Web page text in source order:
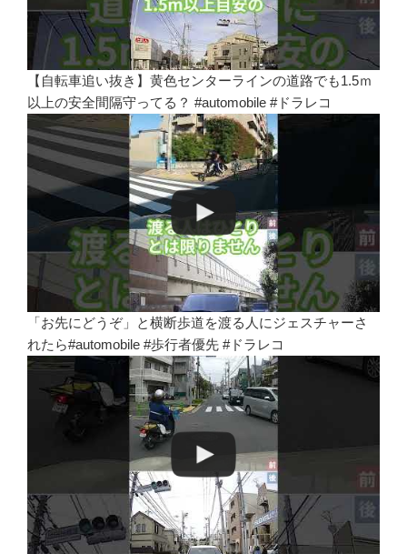
【自転車追い抜き】黄色センターラインの道路でも1.5ｍ
以上の安全間隔守ってる？ #automobile #ドラレコ
「お先にどうぞ」と横断歩道を渡る人にジェスチャーさ
れたら#automobile #歩行者優先 #ドラレコ